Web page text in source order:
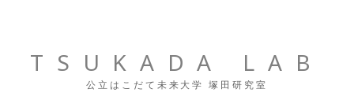
TSUKADA LAB
公立はこだて未来大学 塚田研究室